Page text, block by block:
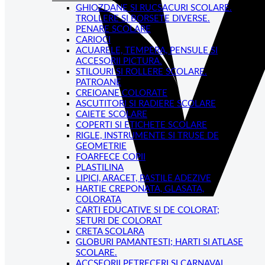
GHIOZDANE SI RUCSACURI SCOLARE.
TROLLERE SI BORSETE DIVERSE.
PENARE SCOLARE
CARIOCI
ACUARELE, TEMPERA, PENSULE SI
ACCESORII PICTURA.
STILOURI SI ROLLERE SCOLARE.
PATROANE
CREIOANE COLORATE
ASCUTITORI SI RADIERE SCOLARE
CAIETE SCOLARE
COPERTI SI ETICHETE SCOLARE
RIGLE, INSTRUMENTE SI TRUSE DE
GEOMETRIE
FOARFECE COPII
PLASTILINA
LIPICI, ARACET, PASTILE ADEZIVE
HARTIE CREPONATA, GLASATA,
COLORATA
CARTI EDUCATIVE SI DE COLORAT;
SETURI DE COLORAT
CRETA SCOLARA
GLOBURI PAMANTESTI; HARTI SI ATLASE
SCOLARE.